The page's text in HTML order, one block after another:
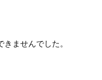
ませんでした。